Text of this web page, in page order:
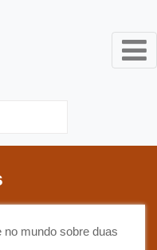
Veia - Tudo que
no mundo sobre duas